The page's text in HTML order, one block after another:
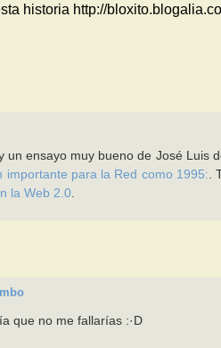
historia http://
un ensayo muy bueno de José Luis
importante para la Red como 1995:
la Web 2.0.
que no me fallarías :·D